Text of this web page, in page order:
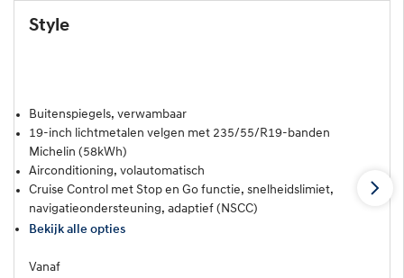
Style
Buitenspiegels, verwambaar
19-inch lichtmetalen velgen met 235/55/R19-banden
Michelin (58kWh)
Airconditioning, volautomatisch
Cruise Control met Stop en Go functie, snelheidslimiet,
navigatieondersteuning, adaptief (NSCC)
Bekijk alle opties
Vanaf